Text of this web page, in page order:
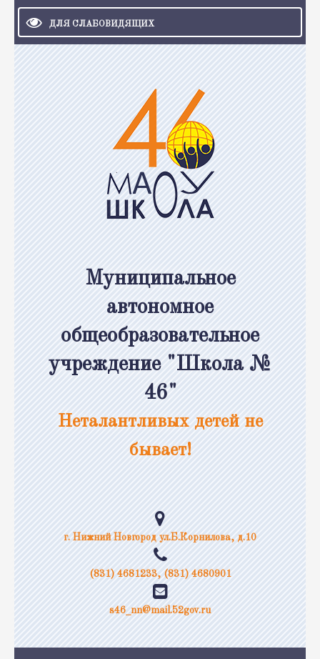
ДЛЯ СЛАБОВИДЯЩИХ
Муниципальное
автономное
общеобразовательное
учреждение "Школа №
46"
Неталантливых детей не
бывает!
г. Нижний Новгород ул.Б.Корнилова, д.10
(831) 4681233, (831) 4680901
s46_nn@mail.52gov.ru